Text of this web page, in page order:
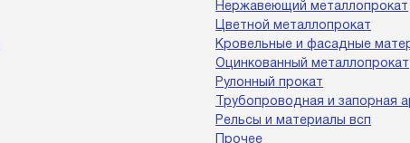
Нержавеющий металлопрокат
Цветной металлопрокат
Кровельные и фасадные
Оцинкованный металлопрокат
Рулонный прокат
Трубопроводная и запорная
Рельсы и материалы всп
Прочее